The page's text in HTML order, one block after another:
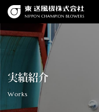
実績紹介
Works